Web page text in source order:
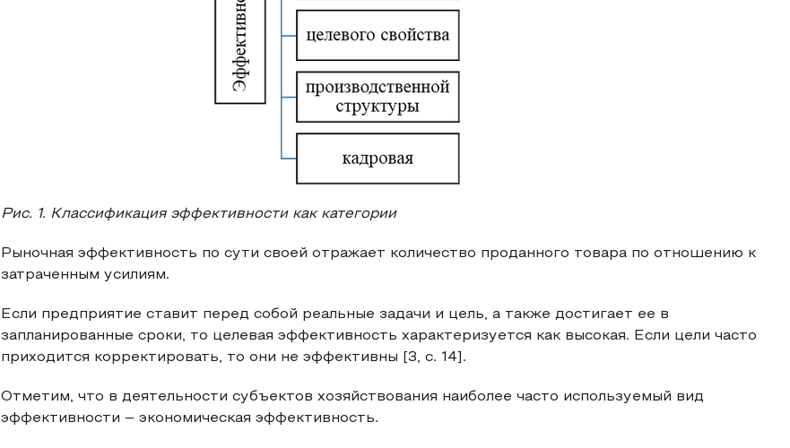
Рис. 1. Классификация эффективности как категории
Рыночная эффективность по сути своей отражает количество проданного товара по отношению к
затраченным усилиям.
Если предприятие ставит перед собой реальные задачи и цель, а также достигает ее в
запланированные сроки, то целевая эффективность характеризуется как высокая. Если цели часто
приходится корректировать, то они не эффективны [3, с. 14].
Отметим, что в деятельности субъектов хозяйствования наиболее часто используемый вид
эффективности – экономическая эффективность.